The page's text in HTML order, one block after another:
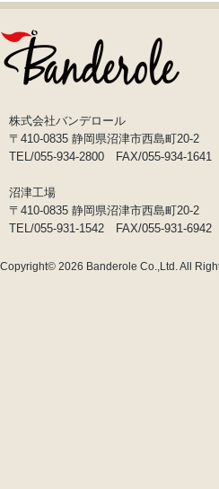
株式会社バンデロール
〒410-0835 静岡県沼津市西島町20-2
TEL/055-934-2800 FAX/055-934-1641
沼津工場
〒410-0835 静岡県沼津市西島町20-2
TEL/055-931-1542 FAX/055-931-6942
Copyright© 2026 Banderole Co.,Ltd.All